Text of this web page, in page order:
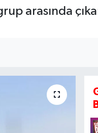
arasında